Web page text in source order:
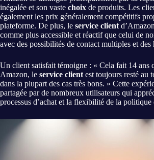
inégalée et son vaste choix de produits. Les
également les prix généralement compétitifs
plateforme. De plus, le service client
comme plus accessible et réactif que celui de
avec des possibilités de contact multiples et des
Un client satisfait témoigne : « Cela fait 14 ans
Amazon, le service client est toujours resté au
dans la plupart des cas très bons. » Cette
partagée par de nombreux utilisateurs qui
processus d’achat et la flexibilité de la politique